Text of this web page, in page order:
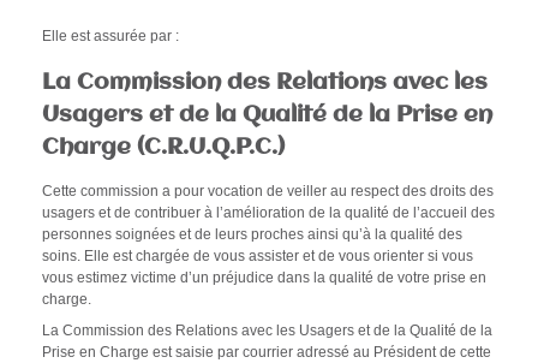
e
r
c
h
Elle est assurée par :
La Commission des Relations avec les
Usagers et de la Qualité de la Prise en
Charge (C.R.U.Q.P.C.)
Cette commission a pour vocation de veiller au respect des droits des
usagers et de contribuer à l’amélioration de la qualité de l’accueil des
personnes soignées et de leurs proches ainsi qu’à la qualité des
soins. Elle est chargée de vous assister et de vous orienter si vous
vous estimez victime d’un préjudice dans la qualité de votre prise en
charge.
La Commission des Relations avec les Usagers et de la Qualité de la
Prise en Charge est saisie par courrier adressé au Président de cette